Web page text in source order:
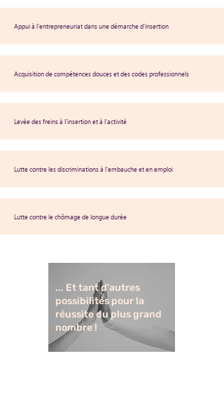
Appui à l'entrepreneuriat dans une démarche d'insertion
Acquisition de compétences douces et des codes professionnels
Levée des freins à l’insertion et à l’activité
Lutte contre les discriminations à l'embauche et en emploi
Lutte contre le chômage de longue durée
... Et tant d'autres
possibilités pour la
réussite du plus grand
nombre !